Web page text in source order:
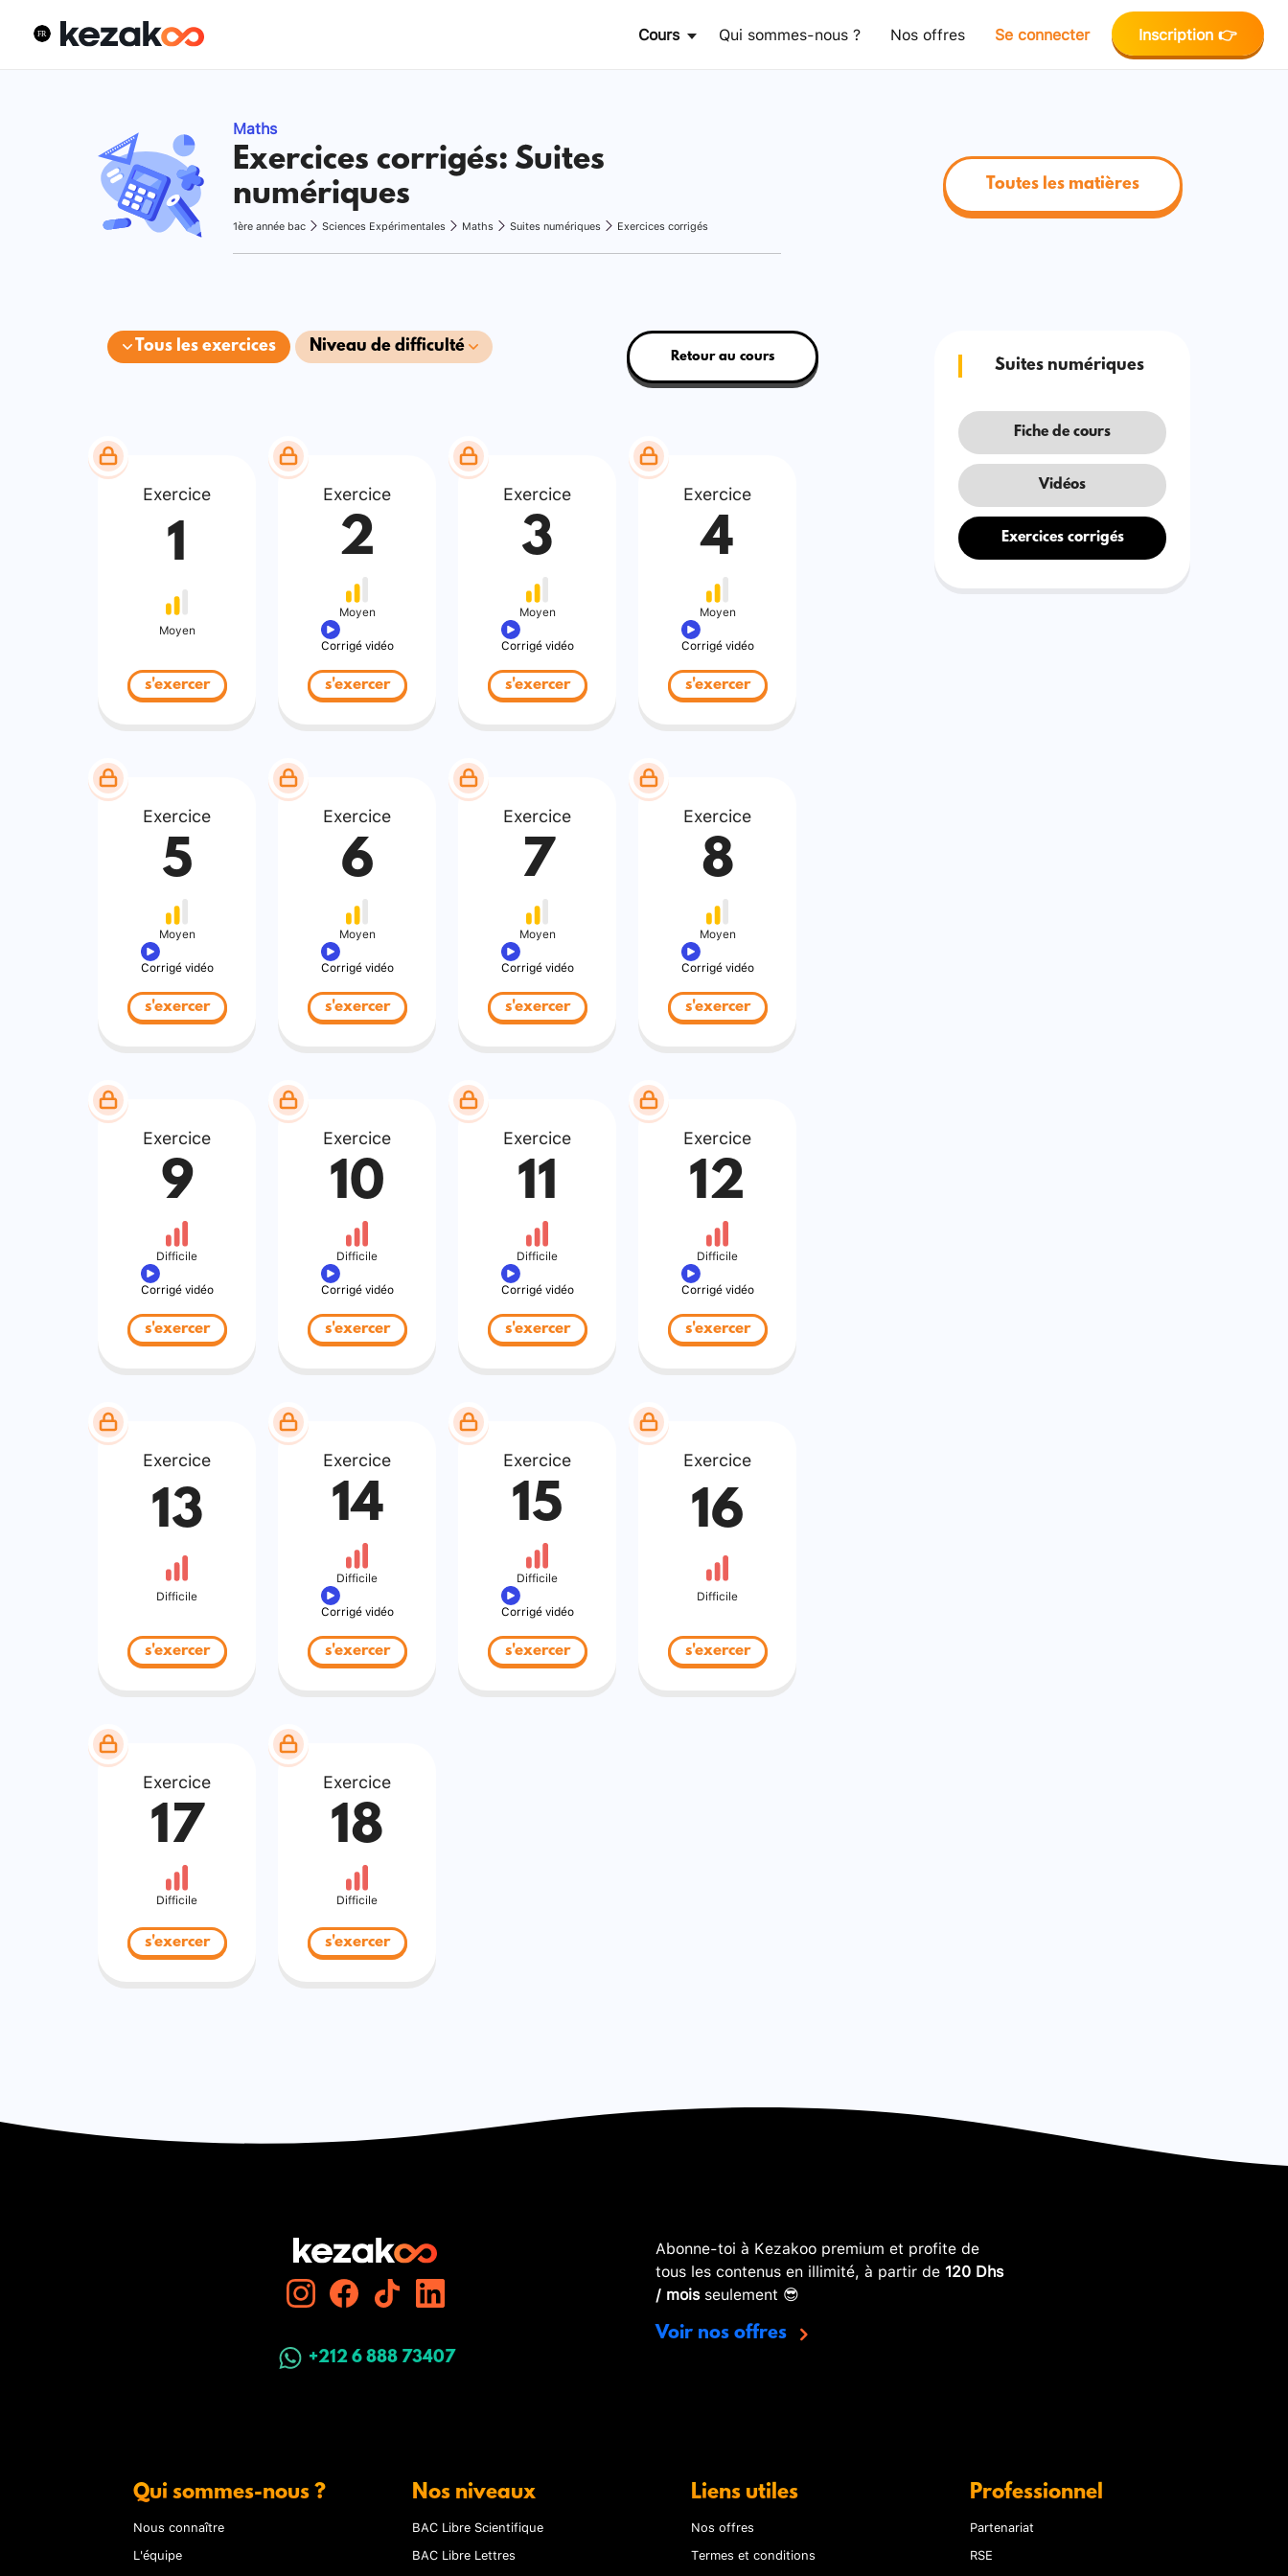
Cours Qui sommes-nous ? Nos offres Se connecter Inscription 👉
Maths
Exercices corrigés: Suites
numériques
1ère année bac Sciences Expérimentales Maths Suites numériques Exercices corrigés
Toutes les matières
Tous les exercices Niveau de difficulté
Retour au cours
Exercice
1
Moyen
s'exercer
Exercice
2
Moyen
Corrigé vidéo
s'exercer
Exercice
3
Moyen
Corrigé vidéo
s'exercer
Exercice
4
Moyen
Corrigé vidéo
s'exercer
Exercice
5
Moyen
Corrigé vidéo
s'exercer
Exercice
6
Moyen
Corrigé vidéo
s'exercer
Exercice
7
Moyen
Corrigé vidéo
s'exercer
Exercice
8
Moyen
Corrigé vidéo
s'exercer
Exercice
9
Difficile
Corrigé vidéo
s'exercer
Exercice
10
Difficile
Corrigé vidéo
s'exercer
Exercice
11
Difficile
Corrigé vidéo
s'exercer
Exercice
12
Difficile
Corrigé vidéo
s'exercer
Exercice
13
Difficile
s'exercer
Exercice
14
Difficile
Corrigé vidéo
s'exercer
Exercice
15
Difficile
Corrigé vidéo
s'exercer
Exercice
16
Difficile
s'exercer
Exercice
17
Difficile
s'exercer
Exercice
18
Difficile
s'exercer
Suites numériques
Fiche de cours
Vidéos
Exercices corrigés
+212 6 888 73407
Abonne-toi à Kezakoo premium et profite de
tous les contenus en illimité, à partir de 120 Dhs
/ moisseulement 😎
Voir nos offres
Qui sommes-nous ?
Nous connaître
L'équipe
Nos niveaux
BAC Libre Scientifique
BAC Libre Lettres
Liens utiles
Nos offres
Termes et conditions
Professionnel
Partenariat
RSE